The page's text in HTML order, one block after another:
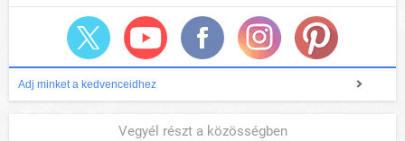
Adj minket a kedvenceidhez
Vegyél részt a közösségben